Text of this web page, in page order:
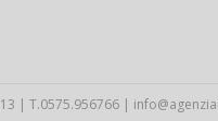
| T.0575.956766 |